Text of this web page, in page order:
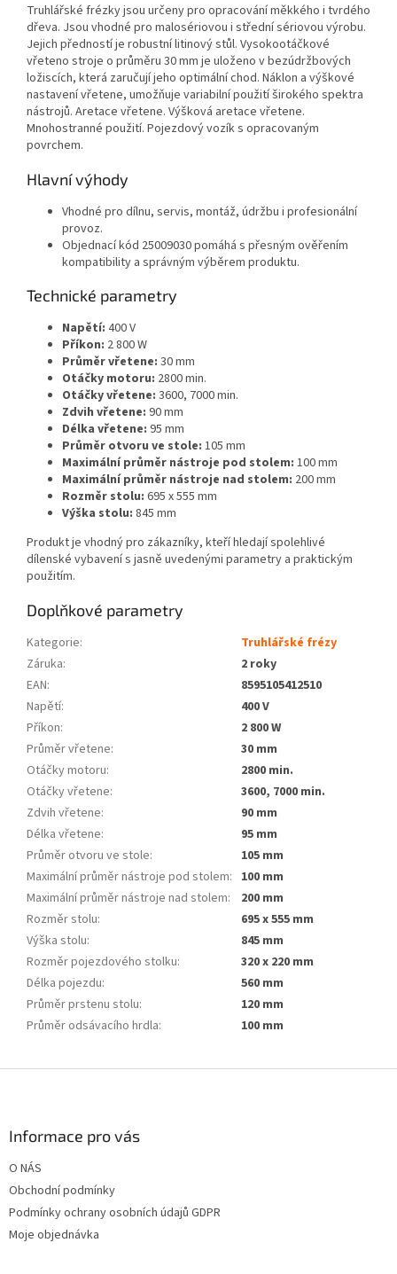
Truhlářské frézky jsou určeny pro opracování měkkého i tvrdého
dřeva. Jsou vhodné pro malosériovou i střední sériovou výrobu.
Jejich předností je robustní litinový stůl. Vysokootáčkové
vřeteno stroje o průměru 30 mm je uloženo v bezúdržbových
ložiscích, která zaručují jeho optimální chod. Náklon a výškové
nastavení vřetene, umožňuje variabilní použití širokého spektra
nástrojů. Aretace vřetene. Výšková aretace vřetene.
Mnohostranné použití. Pojezdový vozík s opracovaným
povrchem.
Hlavní výhody
Vhodné pro dílnu, servis, montáž, údržbu i profesionální
provoz.
Objednací kód 25009030 pomáhá s přesným ověřením
kompatibility a správným výběrem produktu.
Technické parametry
Napětí: 400 V
Příkon: 2 800 W
Průměr vřetene: 30 mm
Otáčky motoru: 2800 min.
Otáčky vřetene: 3600, 7000 min.
Zdvih vřetene: 90 mm
Délka vřetene: 95 mm
Průměr otvoru ve stole: 105 mm
Maximální průměr nástroje pod stolem: 100 mm
Maximální průměr nástroje nad stolem: 200 mm
Rozměr stolu: 695 x 555 mm
Výška stolu: 845 mm
Produkt je vhodný pro zákazníky, kteří hledají spolehlivé
dílenské vybavení s jasně uvedenými parametry a praktickým
použitím.
Doplňkové parametry
Kategorie:
Truhlářské frézy
Záruka:
2 roky
EAN:
8595105412510
Napětí:
400 V
Příkon:
2 800 W
Průměr vřetene:
30 mm
Otáčky motoru:
2800 min.
Otáčky vřetene:
3600, 7000 min.
Zdvih vřetene:
90 mm
Délka vřetene:
95 mm
Průměr otvoru ve stole:
105 mm
Maximální průměr nástroje pod stolem: 100 mm
Maximální průměr nástroje nad stolem:
200 mm
Rozměr stolu:
695 x 555 mm
Výška stolu:
845 mm
Rozměr pojezdového stolku:
320 x 220 mm
Délka pojezdu:
560 mm
Průměr prstenu stolu:
120 mm
Průměr odsávacího hrdla: 100 mm
Informace pro vás
O NÁS
Obchodní podmínky
Podmínky ochrany osobních údajů GDPR
Moje objednávka